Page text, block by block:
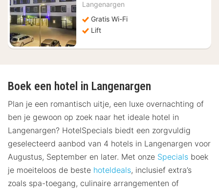
vanaf
92
Langenargen
Gratis Wi-Fi
Lift
Boek een hotel in Langenargen
Plan je een romantisch uitje, een luxe overnachting of
ben je gewoon op zoek naar het ideale hotel in
Langenargen? HotelSpecials biedt een zorgvuldig
geselecteerd aanbod van 4 hotels in Langenargen voor
Augustus, September en later. Met onze Specials boek
je moeiteloos de beste hoteldeals, inclusief extra’s
zoals spa-toegang, culinaire arrangementen of